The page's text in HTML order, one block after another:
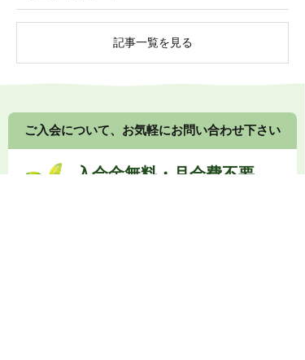
記事一覧を見る
ご入会について、お気軽にお問い合わせ下さい
入会金無料・月会費不要